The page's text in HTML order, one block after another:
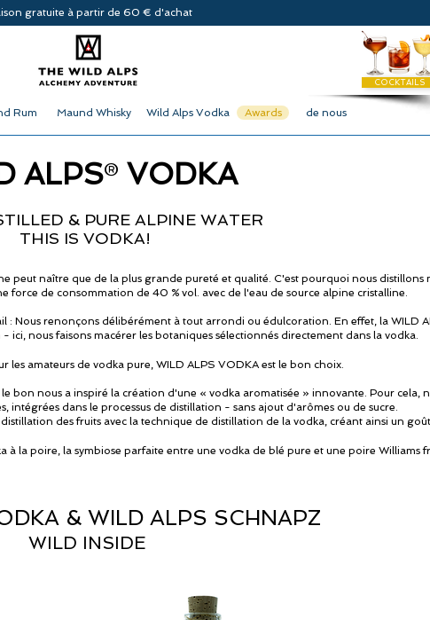
gratuite à partir de 60 € d'achat
COCKTAILS
Rum Maund Whisky Wild Alps Vodka Awards de nous
ALPS® VODKA
& PURE ALPINE WATER
THIS IS VODKA!
peut naître que de la plus grande pureté et qualité. C'est pourquoi nous distillons
force de consommation de 40 % vol. avec de l'eau de source alpine cristalline.
Nous renonçons délibérément à tout arrondi ou édulcoration. En effet, la WILD
ici, nous faisons macérer les botaniques sélectionnés directement dans la vodka.
les amateurs de vodka pure, WILD ALPS VODKA est le bon choix.
bon nous a inspiré la création d'une « vodka aromatisée » innovante. Pour cela,
intégrées dans le processus de distillation - sans ajout d'arômes ou de sucre.
des fruits avec la technique de distillation de la vodka, créant ainsi un
à la poire, la symbiose parfaite entre une vodka de blé pure et une poire Williams
& WILD ALPS SCHNAPZ
WILD INSIDE